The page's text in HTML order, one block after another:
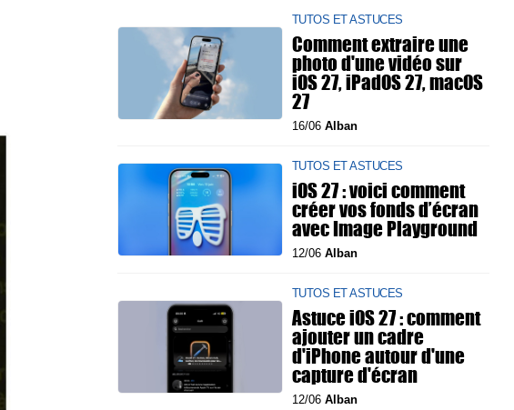
TUTOS ET ASTUCES
Comment extraire une
photo d'une vidéo sur
iOS 27, iPadOS 27, macOS
27
16/06 Alban
TUTOS ET ASTUCES
iOS 27 : voici comment
créer vos fonds d’écran
avec Image Playground
12/06 Alban
TUTOS ET ASTUCES
Astuce iOS 27 : comment
ajouter un cadre
d'iPhone autour d'une
capture d'écran
12/06 Alban